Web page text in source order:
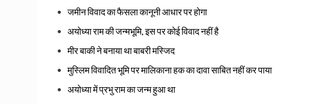
जमीन विवाद का फैसला कानूनी आधार पर होगा
अयोध्‍या राम की जन्‍मभूमि, इस पर कोई विवाद नहीं है
मीर बाकी ने बनाया था बाबरी मस्‍जिद
मुस्‍लिम विवादित भूमि पर मालिकाना हक का दावा साबित नहीं कर पाया
अयोध्‍या में प्रभु राम का जन्‍म हुआ था